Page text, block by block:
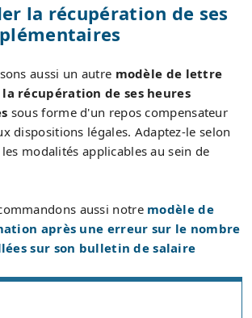
la récupération de ses
aussi un autre modèle de lettre
récupération de ses heures
sous forme d'un repos compensateur
dispositions légales. Adaptez-le selon
modalités applicables au sein de
aussi notre modèle de
après une erreur sur le nombre
sur son bulletin de salaire